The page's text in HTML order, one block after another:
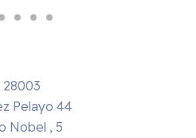
28003
Pelayo 44
Nobel , 5